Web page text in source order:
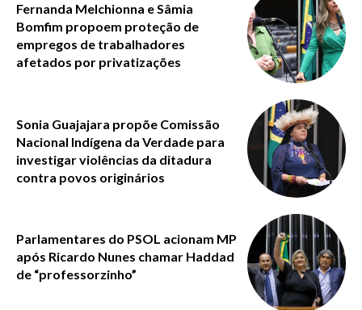
Fernanda Melchionna e Sâmia
Bomfim propoem proteção de
empregos de trabalhadores
afetados por privatizações
Sonia Guajajara propõe Comissão
Nacional Indígena da Verdade para
investigar violências da ditadura
contra povos originários
Parlamentares do PSOL acionam MP
após Ricardo Nunes chamar Haddad
de “professorzinho”